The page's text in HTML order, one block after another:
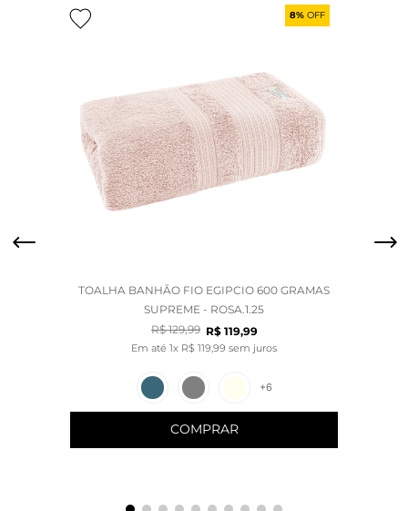
8% OFF
TOALHA BANHÃO FIO EGIPCIO 600 GRAMAS
SUPREME - ROSA.1.25
R$ 129,99 R$ 119,99
Em até 1x R$ 119 99 sem juros
+6
COMPRAR